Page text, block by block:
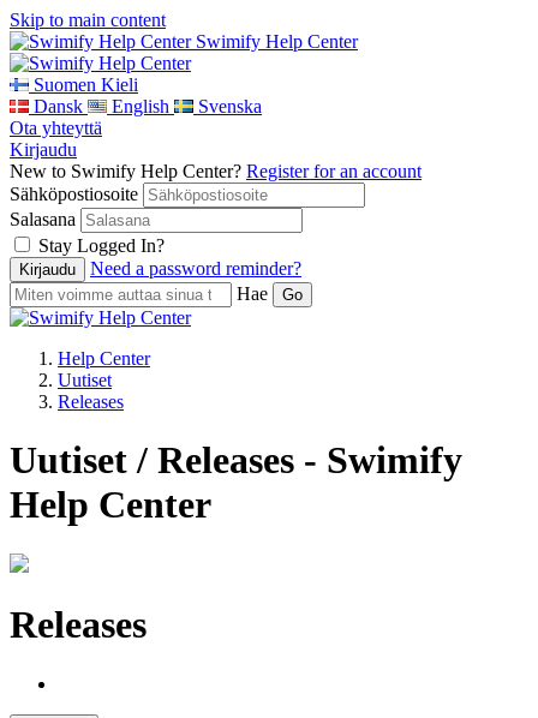
Skip to main content
Swimify Help Center
Suomen Kieli
Dansk
English
Svenska
Ota yhteyttä
Kirjaudu
New to Swimify Help Center? Register for an account
Sähköpostiosoite
Salasana
Stay Logged In?
Need a password reminder?
Hae
Help Center
Uutiset
Releases
Uutiset / Releases - Swimify
Help Center
Releases